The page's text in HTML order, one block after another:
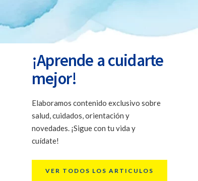
¡Aprende a cuidarte
mejor!
Elaboramos contenido exclusivo sobre
salud, cuidados, orientación y
novedades. ¡Sigue con tu vida y
cuídate!
VER TODOS LOS ARTICULOS